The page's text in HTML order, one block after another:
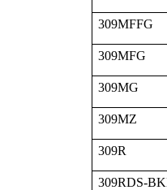
309MFFG
309MFG
309MG
309MZ
309R
309RDS-